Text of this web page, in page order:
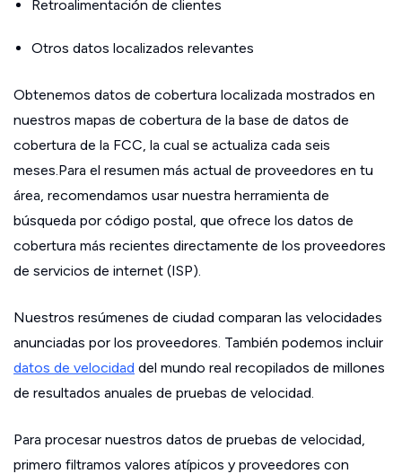
Retroalimentación de clientes
Otros datos localizados relevantes
Obtenemos datos de cobertura localizada mostrados en
nuestros mapas de cobertura de la base de datos de
cobertura de la FCC, la cual se actualiza cada seis
meses.Para el resumen más actual de proveedores en tu
área, recomendamos usar nuestra herramienta de
búsqueda por código postal, que ofrece los datos de
cobertura más recientes directamente de los proveedores
de servicios de internet (ISP).
Nuestros resúmenes de ciudad comparan las velocidades
anunciadas por los proveedores. También podemos incluir
datos de velocidad del mundo real recopilados de millones
de resultados anuales de pruebas de velocidad.
Para procesar nuestros datos de pruebas de velocidad,
primero filtramos valores atípicos y proveedores con